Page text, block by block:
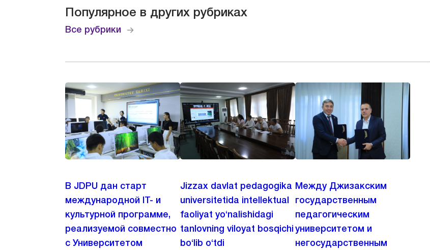
Популярное в других рубриках
Все рубрики
В JDPU дан старт
международной IT- и
культурной программе,
реализуемой совместно
с Университетом
Jizzax davlat pedagogika
universitetida intellektual
faoliyat yo‘nalishidagi
tanlovning viloyat bosqichi
bo‘lib o‘tdi
Между Джизакским
государственным
педагогическим
университетом и
негосударственным